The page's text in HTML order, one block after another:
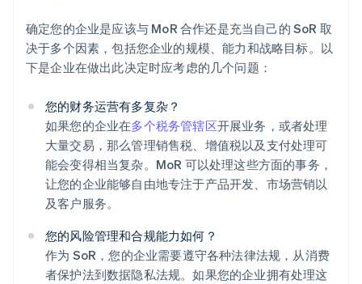
确定您的企业是应该与 MoR 合作还是充当自己的 SoR 取
决于多个因素，包括您企业的规模、能力和战略目标。以
下是企业在做出此决定时应考虑的几个问题：
您的财务运营有多复杂？
如果您的企业在多个税务管辖区开展业务，或者处理
大量交易，那么管理销售税、增值税以及支付处理可
能会变得相当复杂。MoR 可以处理这些方面的事务，
让您的企业能够自由地专注于产品开发、市场营销以
及客户服务。
您的风险管理和合规能力如何？
作为 SoR，您的企业需要遵守各种法律法规，从消费
者保护法到数据隐私法规。如果您的企业拥有处理这